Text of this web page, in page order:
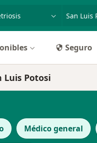
Seguro
Luis Potosi
Médico general